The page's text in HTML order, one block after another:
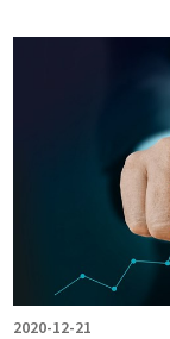
2020-12-21